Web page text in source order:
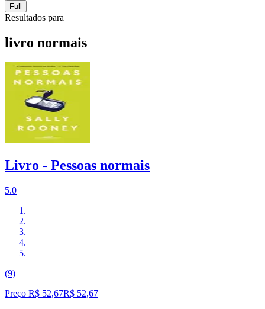
Full
Resultados para
livro normais
Livro - Pessoas normais
5.0
(9)
Preço R$ 52,67R$ 52,67